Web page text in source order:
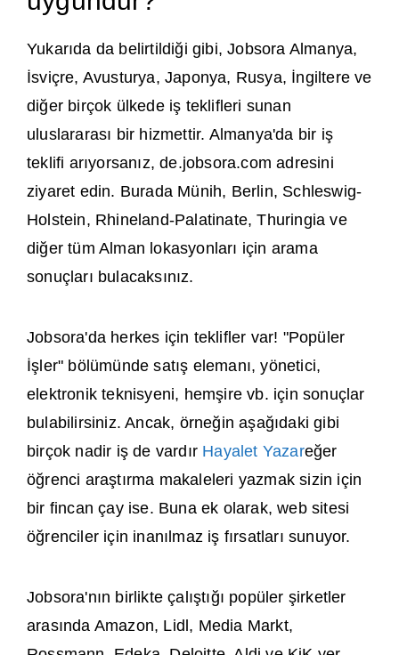
Yukarıda da belirtildiği gibi, Jobsora Almanya,
İsviçre, Avusturya, Japonya, Rusya, İngiltere ve
diğer birçok ülkede iş teklifleri sunan
uluslararası bir hizmettir. Almanya'da bir iş
teklifi arıyorsanız, de.jobsora.com adresini
ziyaret edin. Burada Münih, Berlin, Schleswig-
Holstein, Rhineland-Palatinate, Thuringia ve
diğer tüm Alman lokasyonları için arama
sonuçları bulacaksınız.
Jobsora'da herkes için teklifler var! "Popüler
İşler" bölümünde satış elemanı, yönetici,
elektronik teknisyeni, hemşire vb. için sonuçlar
bulabilirsiniz. Ancak, örneğin aşağıdaki gibi
birçok nadir iş de vardır Hayalet Yazareğer
öğrenci araştırma makaleleri yazmak sizin için
bir fincan çay ise. Buna ek olarak, web sitesi
öğrenciler için inanılmaz iş fırsatları sunuyor.
Jobsora'nın birlikte çalıştığı popüler şirketler
arasında Amazon, Lidl, Media Markt,